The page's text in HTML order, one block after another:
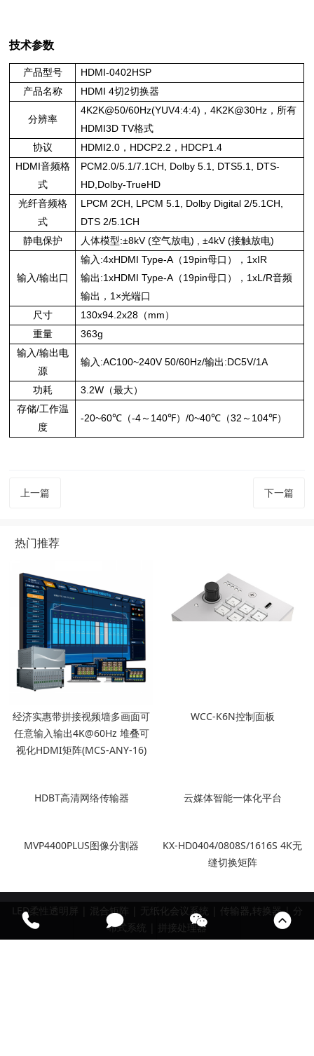
技术参数
产品型号
HDMI-0402HSP
产品名称
HDMI 4切2切换器
分辨率
4K2K@50/60Hz(YUV4:4:4)，4K2K@30Hz，所有
HDMI3D TV格式
协议
HDMI2.0 ， HDCP2.2 ， HDCP1.4
HDMI音频格
式
PCM2.0/5.1/7.1CH, Dolby 5.1, DTS5.1, DTS-
HD,Dolby-TrueHD
光纤音频格
式
LPCM 2CH, LPCM 5.1, Dolby Digital 2/5.1CH,
DTS 2/5.1CH
静电保护
人体模型:±8kV (空气放电) , ±4kV (接触放电)
输入/输出口
输入:4xHDMI Type-A（19pin母口），1xIR
输出:1xHDMI Type-A（19pin母口），1xL/R音频
输出，1×光端口
尺寸
130x94.2x28 （ mm ）
重量
363g
输入/输出电
源
输入:AC100~240V 50/60Hz/输出:DC5V/1A
功耗
3.2W（最大）
存储/工作温
度
-20~60℃（-4～140℉）/0~40℃（32～104℉）
上一篇 下一篇
热门推荐
经济实惠带拼接视频墙多画面可
任意输入输出4K@60Hz 堆叠可
视化HDMI矩阵(MCS-ANY-16)
WCC-K6N控制面板
HDBT高清网络传输器 云媒体智能一体化平台
MVP4400PLUS图像分割器
KX-HD0404/0808S/1616S 4K无
缝切换矩阵
LED柔性透明屏 混合矩阵 无纸化会议系统 传输器,转换器| 分
布式系统
拼接处理器